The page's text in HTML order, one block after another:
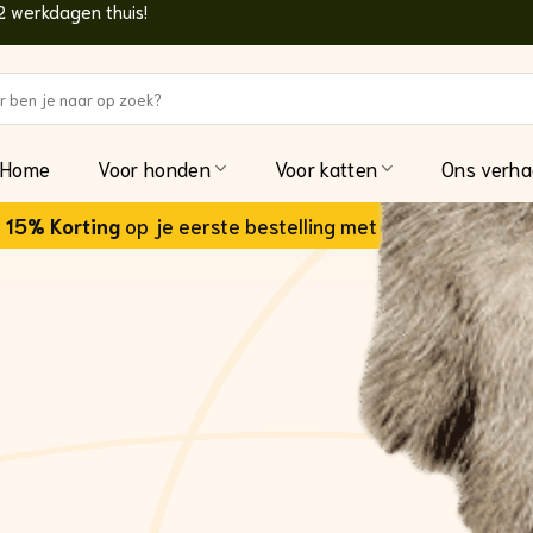
werkdagen thuis!
Home Voor honden Voor katten Ons
15% Korting op je eerste bestelling met code:welkom15